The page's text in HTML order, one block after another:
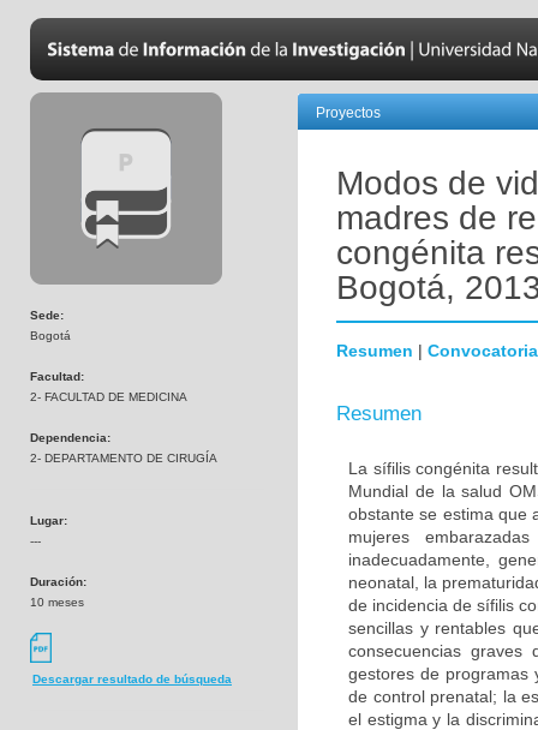
Sede:
Bogotá
Facultad:
2- FACULTAD DE MEDICINA
Dependencia:
2- DEPARTAMENTO DE CIRUGÍA
Lugar:
---
Duración:
10 meses
Descargar resultado de búsqueda
Proyectos
Modos de
madres de
congénita
Bogotá,
Resumen | Convocatoria
Resumen
La sífilis congénita
Mundial de la salud
obstante se estima que
mujeres
inadecuadamente,
neonatal, la
de incidencia de sífilis
sencillas y rentables
consecuencias
gestores de programas
de control prenatal; la
el estigma y la